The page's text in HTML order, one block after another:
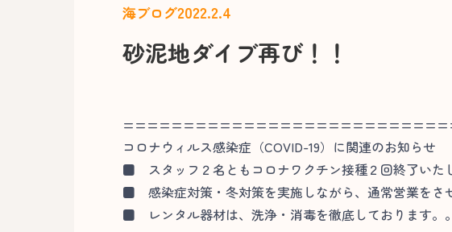
海ブログ2022.2.4
砂泥地ダイブ再び！！
コロナウィルス感染症（COVID-19）に関連のお知らせ
■ スタッフ２名ともコロナワクチン接種２回終了い
■ 感染症対策・冬対策を実施しながら、通常営業を
■ レンタル器材は、洗浄・消毒を徹底しております